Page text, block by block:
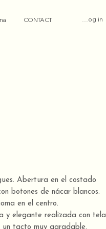
CONTACT Log in
Abertura en el costado
botones de nácar blancos.
en el centro.
y elegante realizada con tela
un tacto muy agradable.